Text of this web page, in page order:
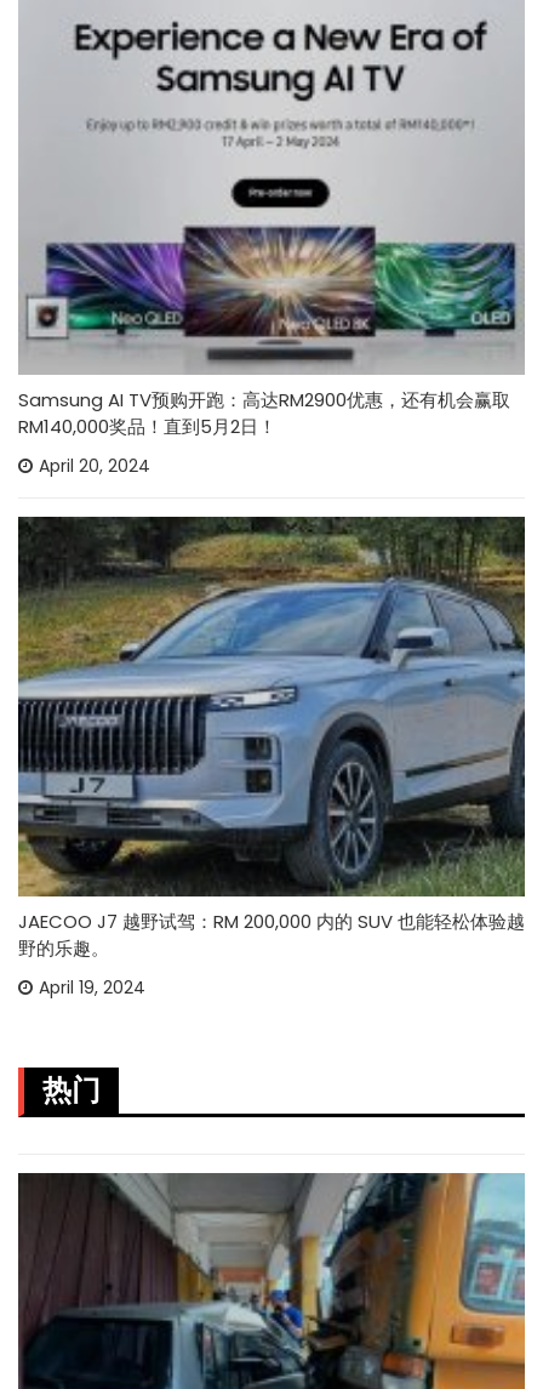
Samsung AI TV预购开跑：高达RM2900优惠，还有机会赢取
RM140,000奖品！直到5月2日！
April 20, 2024
JAECOO J7 越野试驾：RM 200,000 内的 SUV 也能轻松体验越
野的乐趣。
April 19, 2024
热门